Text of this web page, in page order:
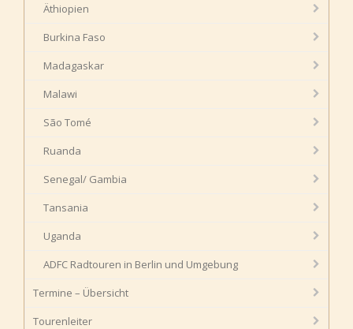
Äthiopien
Burkina Faso
Madagaskar
Malawi
São Tomé
Ruanda
Senegal/ Gambia
Tansania
Uganda
ADFC Radtouren in Berlin und Umgebung
Termine – Übersicht
Tourenleiter